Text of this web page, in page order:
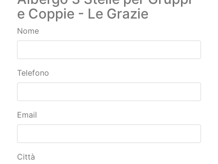
e Coppie - Le Grazie
Nome
Telefono
Email
Città